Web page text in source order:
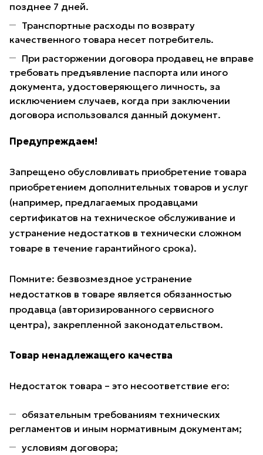
позднее 7 дней.
Транспортные расходы по возврату
качественного товара несет потребитель.
При расторжении договора продавец не вправе
требовать предъявление паспорта или иного
документа, удостоверяющего личность, за
исключением случаев, когда при заключении
договора использовался данный документ.
Предупреждаем!
Запрещено обусловливать приобретение товара
приобретением дополнительных товаров и услуг
(например, предлагаемых продавцами
сертификатов на техническое обслуживание и
устранение недостатков в технически сложном
товаре в течение гарантийного срока).
Помните: безвозмездное устранение
недостатков в товаре является обязанностью
продавца (авторизированного сервисного
центра), закрепленной законодательством.
Товар ненадлежащего качества
Недостаток товара – это несоответствие его:
обязательным требованиям технических
регламентов и иным нормативным документам;
условиям договора;